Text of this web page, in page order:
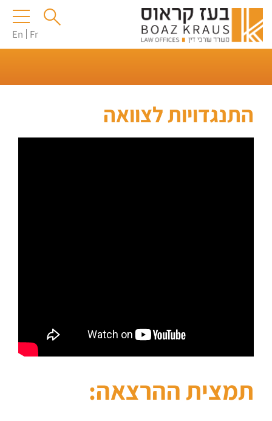
En Fr
התנגדויות לצוואה
תמצית ההרצאה: